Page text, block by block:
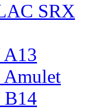
SRX
A13
Amulet
B14